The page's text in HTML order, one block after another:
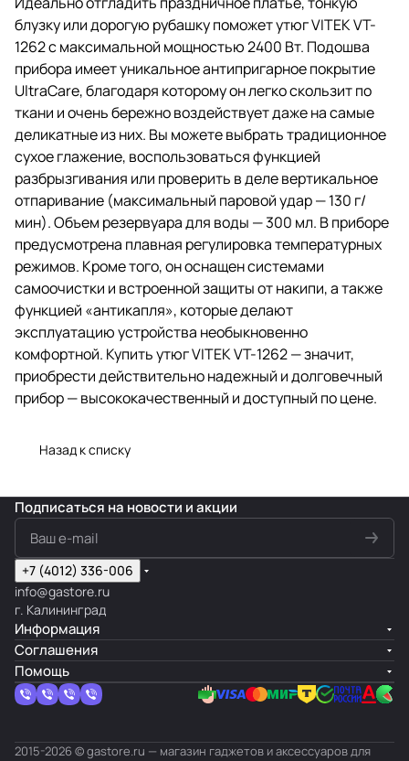
блузку или дорогую рубашку поможет утюг VITEK VT-
1262 с максимальной мощностью 2400 Вт. Подошва
прибора имеет уникальное антипригарное покрытие
UltraCare, благодаря которому он легко скользит по
ткани и очень бережно воздействует даже на самые
деликатные из них. Вы можете выбрать традиционное
сухое глажение, воспользоваться функцией
разбрызгивания или проверить в деле вертикальное
отпаривание (максимальный паровой удар — 130 г/
мин). Объем резервуара для воды — 300 мл. В приборе
предусмотрена плавная регулировка температурных
режимов. Кроме того, он оснащен системами
самоочистки и встроенной защиты от накипи, а также
функцией «антикапля», которые делают
эксплуатацию устройства необыкновенно
комфортной. Купить утюг VITEK VT-1262 — значит,
приобрести действительно надежный и долговечный
прибор — высококачественный и доступный по цене.
Назад к списку
Подписаться на новости и акции
+7 (4012) 336-006
info@gastore.ru
г. Калининград
Информация
Соглашения
Помощь
2015-2026 © gastore.ru — магазин гаджетов и аксессуаров для